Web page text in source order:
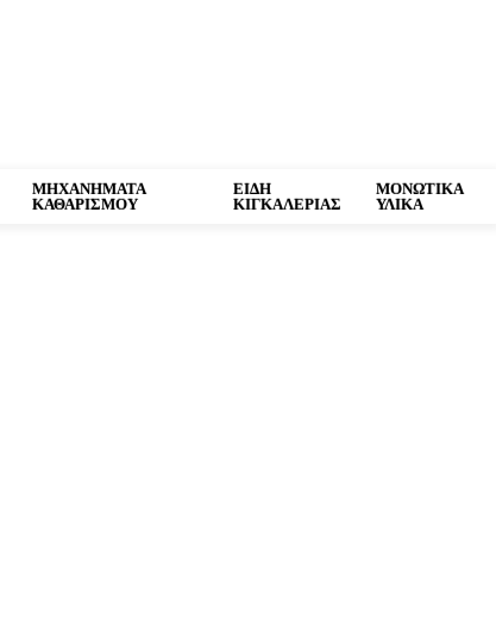
ΜΗΧΑΝΗΜΑΤΑ
ΚΑΘΑΡΙΣΜΟΥ
ΕΙΔΗ
ΚΙΓΚΑΛΕΡΙΑΣ
ΜΟΝΩΤΙΚΑ
ΥΛΙΚΑ